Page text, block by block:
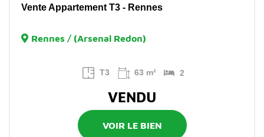
Vente Appartement T3 - Rennes
Rennes / (Arsenal Redon)
T3 63 m² 2
VENDU
VOIR LE BIEN